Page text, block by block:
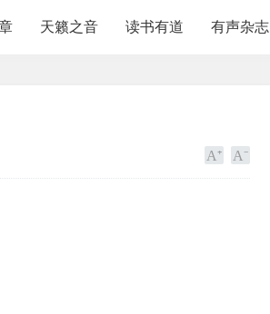
天籁之音 读书有道 有声杂志